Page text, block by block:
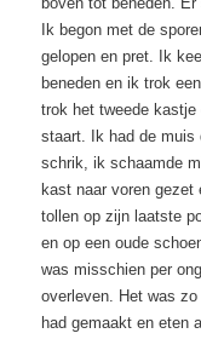
Ik begon met de
gelopen en pret. Ik
beneden en ik trok
trok het tweede kastje
staart. Ik had de muis
schrik, ik schaamde
kast naar voren
tollen op zijn laatste
en op een oude
was misschien per
overleven. Het was
had gemaakt en eten